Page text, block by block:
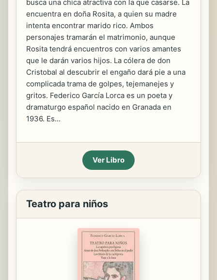
busca una chica atractiva con la que casarse. La
encuentra en doña Rosita, a quien su madre
intenta encontrar marido rico. Ambos
personajes tramarán el matrimonio, aunque
Rosita tendrá encuentros con varios amantes
que le darán varios hijos. La cólera de don
Cristobal al descubrir el engaño dará pie a una
complicada trama de golpes, tejemanejes y
gritos. Federico García Lorca es un poeta y
dramaturgo español nacido en Granada en
1936. Es...
Ver Libro
Teatro para niños